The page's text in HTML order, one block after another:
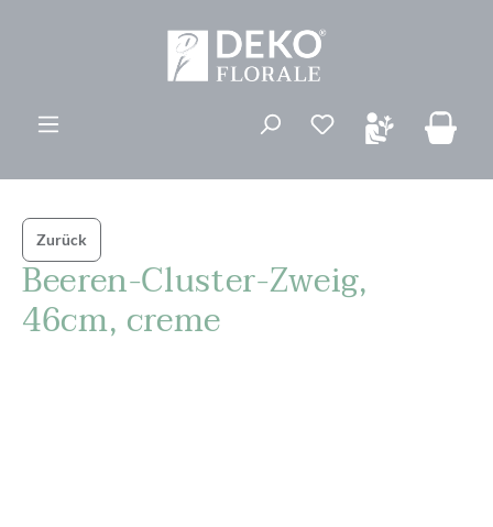
Du hast 0
Zurück
Beeren-Cluster-Zweig,
46cm, creme